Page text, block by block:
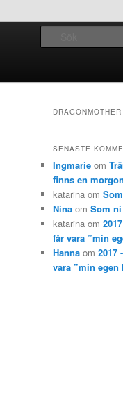
SENASTE
Ingmarie om
finns en
katarina om
Nina om Som
katarina om
får vara ”min
Hanna om 2017
vara ”min egen